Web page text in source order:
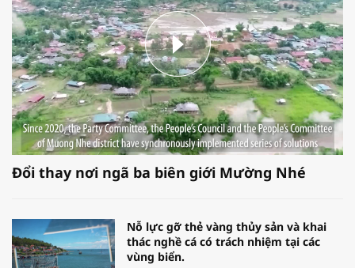
Đổi thay nơi ngã ba biên giới Mường Nhé
Nỗ lực gỡ thẻ vàng thủy sản và khai
thác nghề cá có trách nhiệm tại các
vùng biển.